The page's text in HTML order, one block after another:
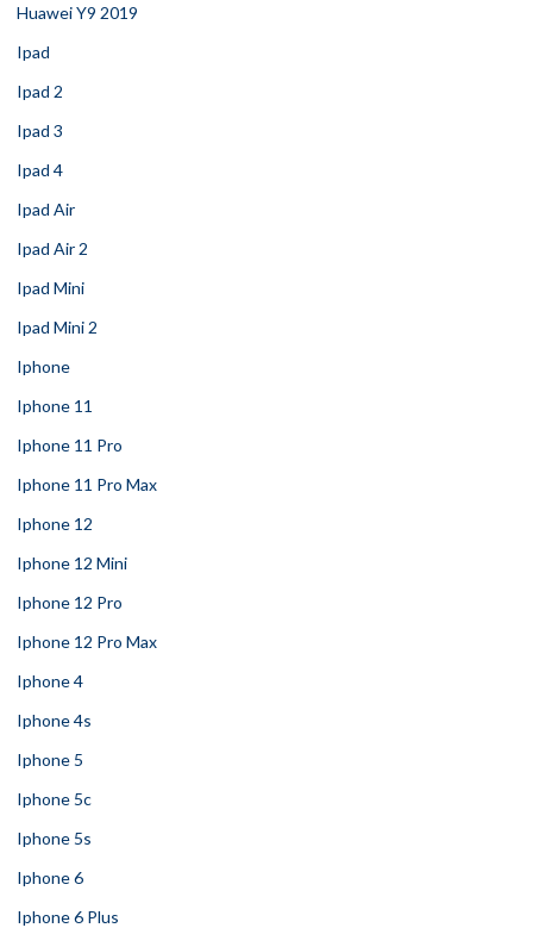
Huawei Y9 2019
Ipad
Ipad 2
Ipad 3
Ipad 4
Ipad Air
Ipad Air 2
Ipad Mini
Ipad Mini 2
Iphone
Iphone 11
Iphone 11 Pro
Iphone 11 Pro Max
Iphone 12
Iphone 12 Mini
Iphone 12 Pro
Iphone 12 Pro Max
Iphone 4
Iphone 4s
Iphone 5
Iphone 5c
Iphone 5s
Iphone 6
Iphone 6 Plus